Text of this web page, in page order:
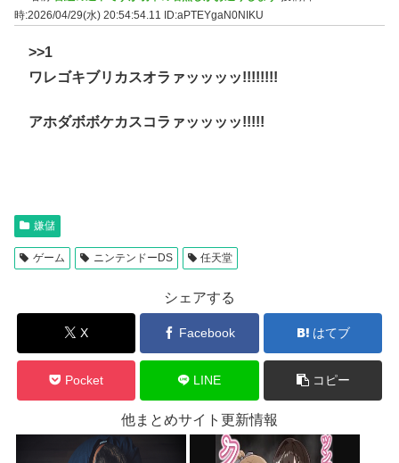
時:2026/04/29(水) 20:54:54.11
ID:aPTEYgaN0NIKU
>>1
ワレゴキブリカスオラァッッッッ!!!!!!!!
アホダボボケカスコラァッッッッ!!!!!
嫌儲
ゲーム ニンテンドーDS 任天堂
シェアする
X Facebook はてブ
Pocket LINE コピー
他まとめサイト更新情報